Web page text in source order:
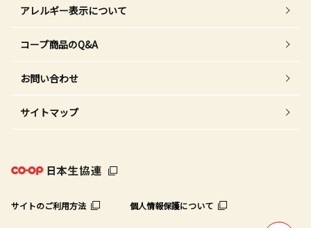
アレルギー表示について
コープ商品のQ&A
お問い合わせ
サイトマップ
サイトのご利用方法 個人情報保護について